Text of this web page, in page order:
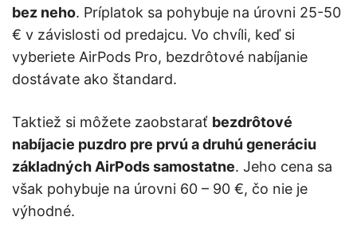
bez neho. Príplatok sa pohybuje na úrovni 25-50
€ v závislosti od predajcu. Vo chvíli, keď si
vyberiete AirPods Pro, bezdrôtové nabíjanie
dostávate ako štandard.
Taktiež si môžete zaobstarať bezdrôtové
nabíjacie puzdro pre prvú a druhú generáciu
základných AirPods samostatne. Jeho cena sa
však pohybuje na úrovni 60 – 90 €, čo nie je
výhodné.